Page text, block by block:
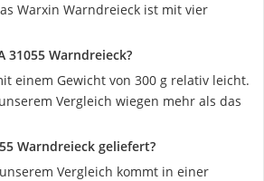
Warxin Warndreieck ist mit vier
31055 Warndreieck?
einem Gewicht von 300 g relativ leicht.
Vergleich wiegen mehr als das
Warndreieck geliefert?
Vergleich kommt in einer